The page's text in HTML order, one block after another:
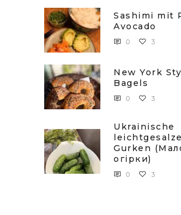
Sashimi mit
Avocado
0 3
New York
Bagels
0 3
Ukrainische
Gurken
огірки)
0 3